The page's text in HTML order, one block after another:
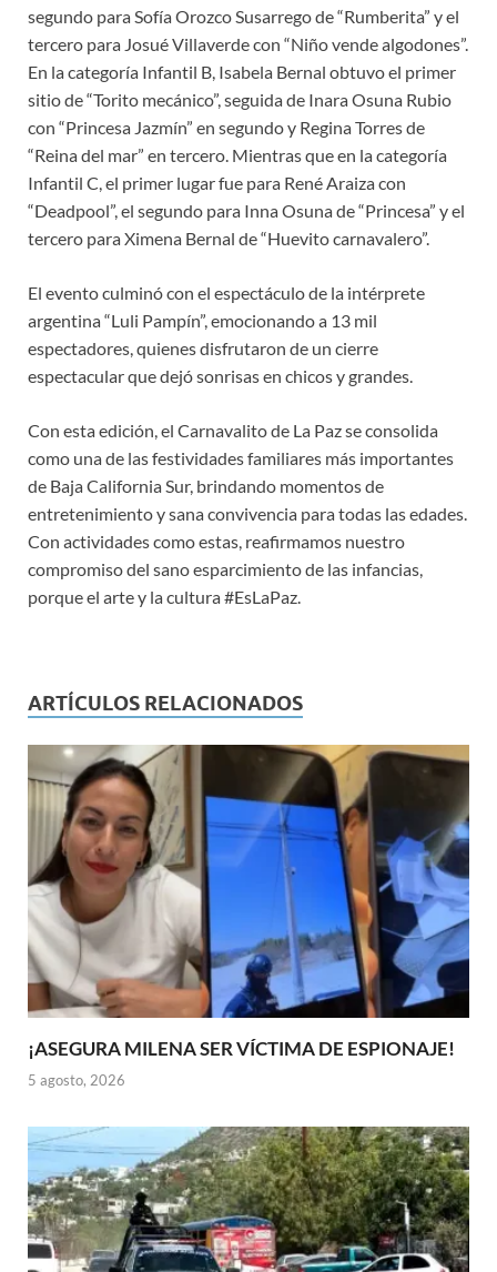
segundo para Sofía Orozco Susarrego de “Rumberita” y el
tercero para Josué Villaverde con “Niño vende algodones”.
En la categoría Infantil B, Isabela Bernal obtuvo el primer
sitio de “Torito mecánico”, seguida de Inara Osuna Rubio
con “Princesa Jazmín” en segundo y Regina Torres de
“Reina del mar” en tercero. Mientras que en la categoría
Infantil C, el primer lugar fue para René Araiza con
“Deadpool”, el segundo para Inna Osuna de “Princesa” y el
tercero para Ximena Bernal de “Huevito carnavalero”.
El evento culminó con el espectáculo de la intérprete
argentina “Luli Pampín”, emocionando a 13 mil
espectadores, quienes disfrutaron de un cierre
espectacular que dejó sonrisas en chicos y grandes.
Con esta edición, el Carnavalito de La Paz se consolida
como una de las festividades familiares más importantes
de Baja California Sur, brindando momentos de
entretenimiento y sana convivencia para todas las edades.
Con actividades como estas, reafirmamos nuestro
compromiso del sano esparcimiento de las infancias,
porque el arte y la cultura #EsLaPaz.
ARTÍCULOS RELACIONADOS
¡ASEGURA MILENA SER VÍCTIMA DE ESPIONAJE!
5 agosto, 2026